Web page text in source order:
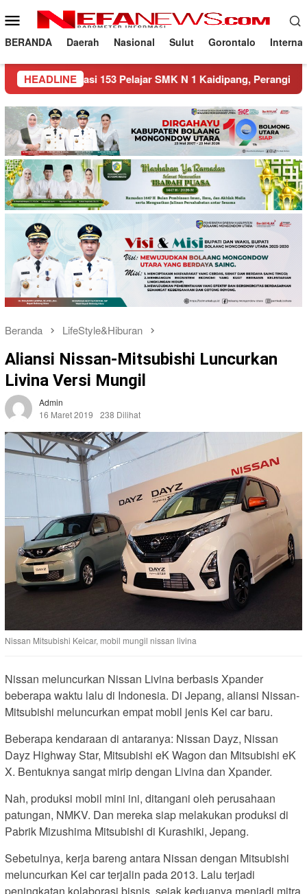
ke
konten
Menu
Mobile
BERANDA Daerah Nasional Sulut Gorontalo
HEADLINE
153 Pelajar SMK N 1 Kaidipang, Perangi Narkoba Sejak Dini
Beranda LifeStyle&Hiburan
Aliansi Nissan-Mitsubishi Luncurkan
Livina Versi Mungil
Admin
16 Maret 2019
238 Dilihat
Nissan Mitsubishi Keicar, mobil mungil nissan livina
Nissan meluncurkan Nissan Livina berbasis Xpander
beberapa waktu lalu di Indonesia. Di Jepang, aliansi Nissan-
Mitsubishi meluncurkan empat mobil jenis Kei car baru.
Beberapa kendaraan di antaranya: Nissan Dayz, Nissan
Dayz Highway Star, Mitsubishi eK Wagon dan Mitsubishi eK
X. Bentuknya sangat mirip dengan Livina dan Xpander.
Nah, produksi mobil mini ini, ditangani oleh perusahaan
patungan, NMKV. Dan mereka siap melakukan produksi di
Pabrik Mizushima Mitsubishi di Kurashiki, Jepang.
Sebetulnya, kerja bareng antara Nissan dengan Mitsubishi
meluncurkan Kei car terjalin pada 2013. Lalu terjadi